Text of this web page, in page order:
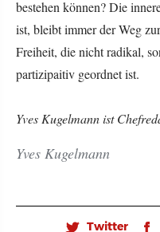
bestehen können? Die
ist, bleibt immer der Weg
Freiheit, die nicht radikal,
partizipaitiv geordnet ist.
Yves Kugelmann ist
Yves Kugelmann
🐦 Twitter 𝖿